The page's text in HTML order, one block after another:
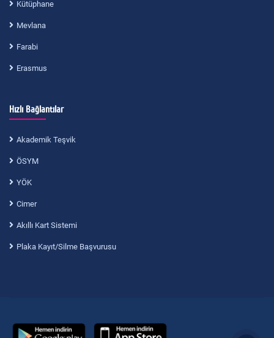
Kütüphane
Mevlana
Farabi
Erasmus
Hızlı Bağlantılar
Akademik Teşvik
ÖSYM
YÖK
Cimer
Akıllı Kart Sistemi
Plaka Kayıt/Silme Başvurusu